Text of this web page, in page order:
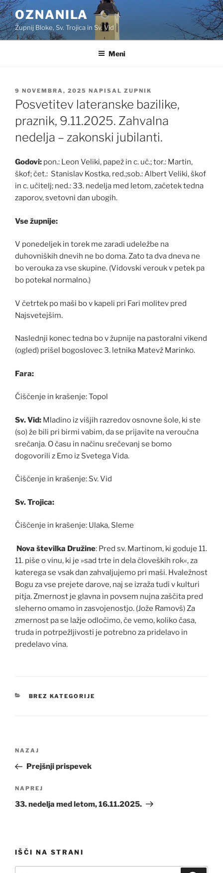
Skoči
na
vsebino
OZNANILA
Župnij Bloke, Sv. Trojica in Sv. Vid
Meni
OBJAVLJENO
DNE
9 NOVEMBRA, 2025 NAPISAL ZUPNIK
Posvetitev lateranske bazilike,
praznik, 9.11.2025. Zahvalna
nedelja – zakonski jubilanti.
Godovi: pon.: Leon Veliki, papež in c. uč.; tor.: Martin,
škof; čet.: Stanislav Kostka, red.;sob.: Albert Veliki, škof
in c. učitelj; ned.: 33. nedelja med letom, začetek tedna
zaporov, svetovni dan ubogih.
Vse župnije:
V ponedeljek in torek me zaradi udeležbe na
duhovniških dnevih ne bo doma. Zato ta dva dneva ne
bo verouka za vse skupine. (Vidovski verouk v petek pa
bo potekal normalno.)
V četrtek po maši bo v kapeli pri Fari molitev pred
Najsvetejšim.
Naslednji konec tedna bo v župnije na pastoralni vikend
(ogled) prišel bogoslovec 3. letnika Matevž Marinko.
Fara:
Čiščenje in krašenje: Topol
Sv. Vid: Mladino iz višjih razredov osnovne šole, ki ste
(so) že bili pri birmi vabim, da se prijavite na veroučna
srečanja. O času in načinu srečevanj se bomo
dogovorili z Emo iz Svetega Vida.
Čiščenje in krašenje: Sv. Vid
Sv. Trojica:
Čiščenje in krašenje: Ulaka, Sleme
Nova številka Družine: Pred sv. Martinom, ki goduje 11.
11. piše o vinu, ki je »sad trte in dela človeških rok«, za
katerega se vsak dan zahvaljujemo pri maši. Hvaležnost
Bogu za vse prejete darove, naj se izraža tudi v kulturi
pitja. Zmernost je glavna in povsem nujna zaščita pred
sleherno omamo in zasvojenostjo. (Jože Ramovš) Za
zmernost pa se lažje odločimo, če vemo, koliko časa,
truda in potrpežljivosti je potrebno za pridelavo in
predelavo vina.
KATEGORIJE
BREZ KATEGORIJE
Prejšnji
prispevek
NAZAJ
Prejšnji prispevek
Naslednji
prispevek
NAPREJ
33. nedelja med letom, 16.11.2025.
IŠČI NA STRANI